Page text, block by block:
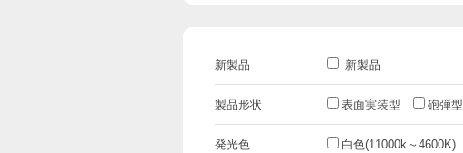
新製品 新製品
製品形状 表面実装型 砲弾型
発光色 白色(11000k～4600K)